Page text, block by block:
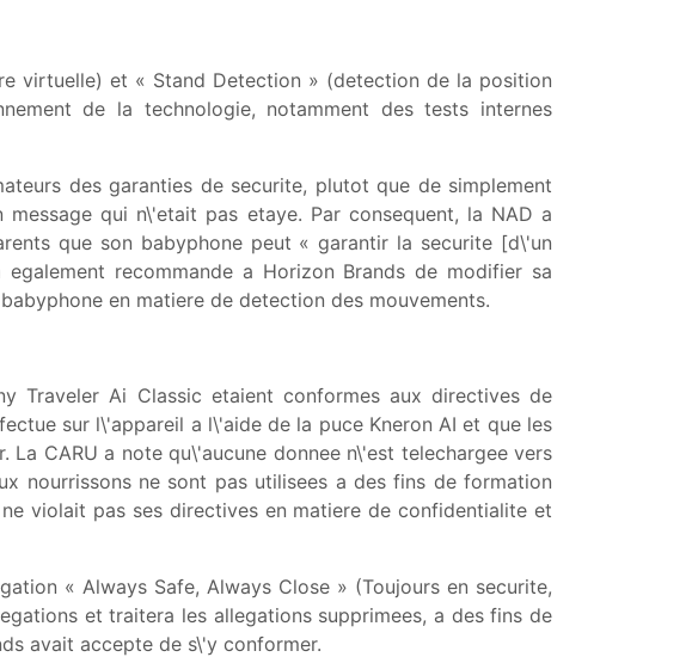
virtuelle) et « Stand Detection » (detection de la position
de la technologie, notamment des tests internes
des garanties de securite, plutot que de simplement
qui n\'etait pas etaye. Par consequent, la NAD a
que son babyphone peut « garantir la securite [d\'un
recommande a Horizon Brands de modifier sa
en matiere de detection des mouvements.
Traveler Ai Classic etaient conformes aux directives de
sur l\'appareil a l\'aide de la puce Kneron AI et que les
CARU a note qu\'aucune donnee n\'est telechargee vers
nourrissons ne sont pas utilisees a des fins de formation
violait pas ses directives en matiere de confidentialite et
« Always Safe, Always Close » (Toujours en securite,
et traitera les allegations supprimees, a des fins de
avait accepte de s\'y conformer.